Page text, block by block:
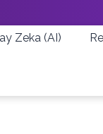
Zeka (AI)